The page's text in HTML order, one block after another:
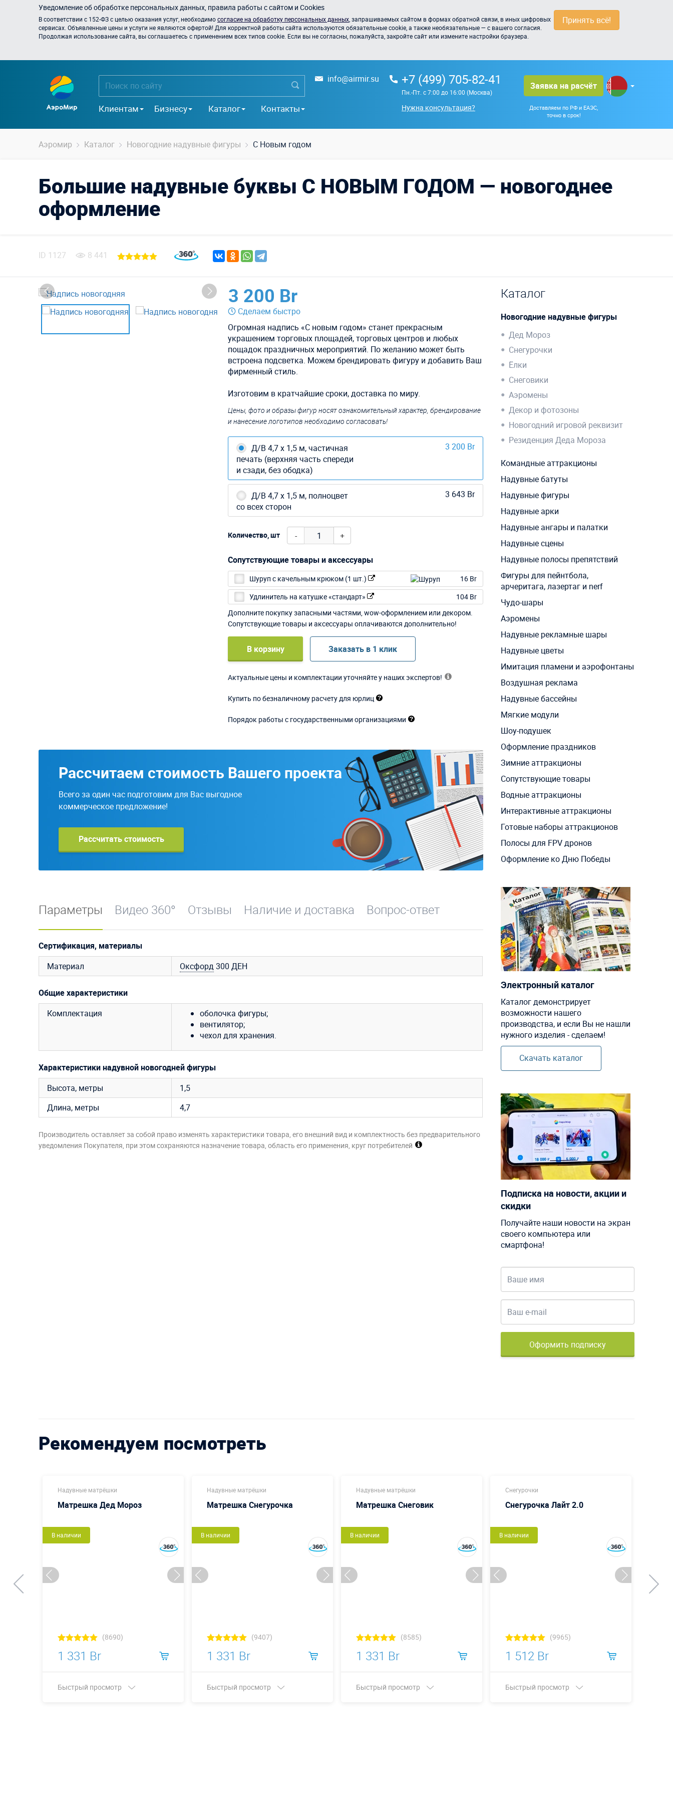
Принять всё!
Уведомление об обработке персональных данных, правила работы с сайтом и Cookies
В соответствии с 152-ФЗ с целью оказания услуг, необходимосогласие на обработку персональных данных , запрашиваемых сайтом в формах обратной связи, в иных цифровых
сервисах. Объявленные цены и услуги не являются офертой! Для корректной работы сайта используются обязательные cookie, а также необязательные — с вашего согласия.
Продолжая использование сайта, вы соглашаетесь с применением всех типов cookie. Если вы не согласны, пожалуйста, закройте сайт или измените настройки браузера.
Клиентам Бизнесу Каталог Контакты
info@airmir.su +7 (499) 705-82-41
Пн.-Пт. с 7:00 до 16:00 (Москва)
Нужна консультация?
Заявка на расчёт
Доставляем по РФ и ЕАЭС,
точно в срок!
Аэромир Каталог Новогодние надувные фигуры С Новым годом
Большие надувные буквы С НОВЫМ ГОДОМ — новогоднее
оформление
ID 1127 8 441
3 200 Br
Сделаем быстро
Огромная надпись «С новым годом» станет прекрасным
украшением торговых площадей, торговых центров и любых
пощадок праздничных мероприятий. По желанию может быть
встроена подсветка. Можем брендировать фигуру и добавить Ваш
фирменный стиль.
Изготовим в кратчайшие сроки, доставка по миру.
Цены, фото и образы фигур носят ознакомительный характер, брендирование
и нанесение логотипов необходимо согласовать!
Д/В 4,7 х 1,5 м, частичная
печать (верхняя часть спереди
и сзади, без ободка)
3 200 Br
Д/В 4,7 х 1,5 м, полноцвет
со всех сторон
3 643 Br
Количество, шт - +
Сопутствующие товары и аксессуары
Шуруп с качельным крюком (1 шт.)
16 Br
Удлинитель на катушке «стандарт»
104 Br
Дополните покупку запасными частями, wow-оформлением или декором.
Сопутствующие товары и аксессуары оплачиваются дополнительно!
В корзину Заказать в 1 клик
Актуальные цены и комплектации уточняйте у наших экспертов!
Купить по безналичному расчету для юрлиц
Порядок работы с государственными организациями
Рассчитаем стоимость Вашего проекта
Всего за один час подготовим для Вас выгодное
коммерческое предложение!
Рассчитать стоимость
Параметры Видео 360° Отзывы Наличие и доставка Вопрос-ответ
Сертификация, материалы
Материал
Оксфорд300 ДЕН
Общие характеристики
Комплектация
оболочка фигуры;
вентилятор;
чехол для хранения.
Характеристики надувной новогодней фигуры
Высота, метры
1,5
Длина, метры
4,7
Производитель оставляет за собой право изменять характеристики товара, его внешний вид и комплектность без предварительного
уведомления Покупателя, при этом сохраняются назначение товара, область его применения, круг потребителей
Каталог
Новогодние надувные фигуры
Дед Мороз
Снегурочки
Ёлки
Снеговики
Аэромены
Декор и фотозоны
Новогодний игровой реквизит
Резиденция Деда Мороза
Командные аттракционы
Надувные батуты
Надувные фигуры
Надувные арки
Надувные ангары и палатки
Надувные сцены
Надувные полосы препятствий
Фигуры для пейнтбола,
арчеритага, лазертаг и nerf
Чудо-шары
Аэромены
Надувные рекламные шары
Надувные цветы
Имитация пламени и аэрофонтаны
Воздушная реклама
Надувные бассейны
Мягкие модули
Шоу-подушек
Оформление праздников
Зимние аттракционы
Сопутствующие товары
Водные аттракционы
Интерактивные аттракционы
Готовые наборы аттракционов
Полосы для FPV дронов
Оформление ко Дню Победы
Электронный каталог
Каталог демонстрирует
возможности нашего
производства, и если Вы не нашли
нужного изделия - сделаем!
Скачать каталог
Подписка на новости, акции и
скидки
Получайте наши новости на экран
своего компьютера или
смартфона!
Оформить подписку
Рекомендуем посмотреть
Надувные матрёшки
Матрешка Дед Мороз
В наличии
(8690)
1 331 Br
Быстрый просмотр
Надувные матрёшки
Матрешка Снегурочка
В наличии
(9407)
1 331 Br
Быстрый просмотр
Надувные матрёшки
Матрешка Снеговик
В наличии
(8585)
1 331 Br
Быстрый просмотр
Снегурочки
Снегурочка Лайт 2.0
В наличии
(9965)
1 512 Br
Быстрый просмотр